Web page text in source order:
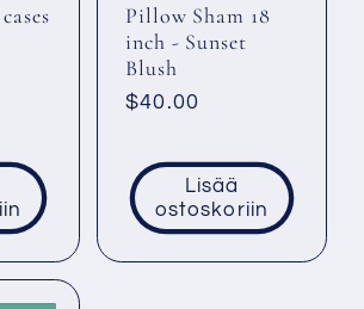
Pillow Sham 18
inch - Sunset
Blush
Normaalihinta
$40.00
Lisää
ostoskoriin